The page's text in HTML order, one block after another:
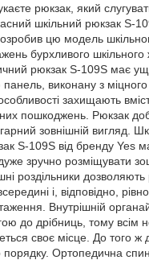
рюкзак, який
шкільний рюкзак S-
цю модель
бурхливого шкільного
рюкзак S-109S має
виконану з міцного
захищають
пошкоджень. Рюкзак
зовнішній вигляд.
S-109S від бренду Yes
зручно розміщувати
роздільники дозволяють
і, відповідно,
Внутрішній
до дрібниць, тому всім
своє місце. До того ж
порядку. Ортопедична